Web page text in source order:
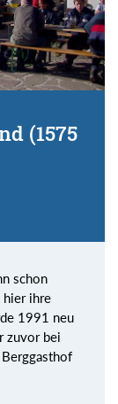
(1575
schon
hier ihre
1991 neu
zuvor bei